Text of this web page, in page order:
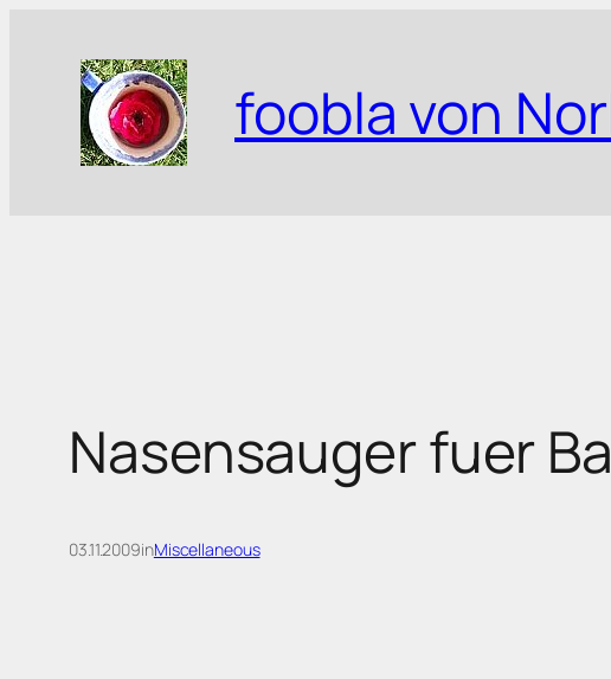
springen
foobla von
Nasensauger fuer
03.11.2009inMiscellaneous